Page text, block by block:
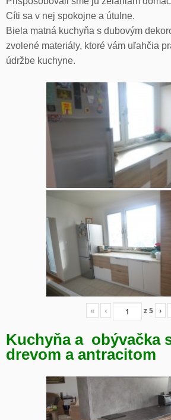
Cíti sa v nej spokojne a útulne.
Biela matná kuchyňa s dubovým
zvolené materiály, ktoré vám uľahčia
údržbe kuchyne.
« ‹ z5 ›
Kuchyňa a obývačka
drevom a antracitom